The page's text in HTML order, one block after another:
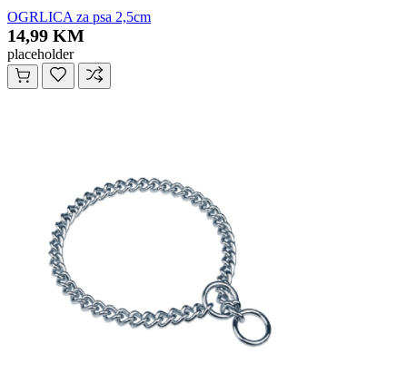
OGRLICA za psa 2,5cm
14,99 KM
placeholder